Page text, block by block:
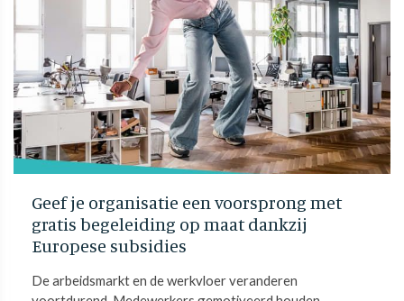
Geef je organisatie een voorsprong met
gratis begeleiding op maat dankzij
Europese subsidies
De arbeidsmarkt en de werkvloer veranderen